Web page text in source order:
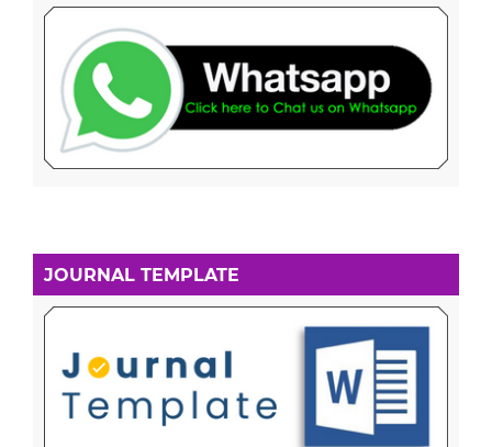
JOURNAL TEMPLATE